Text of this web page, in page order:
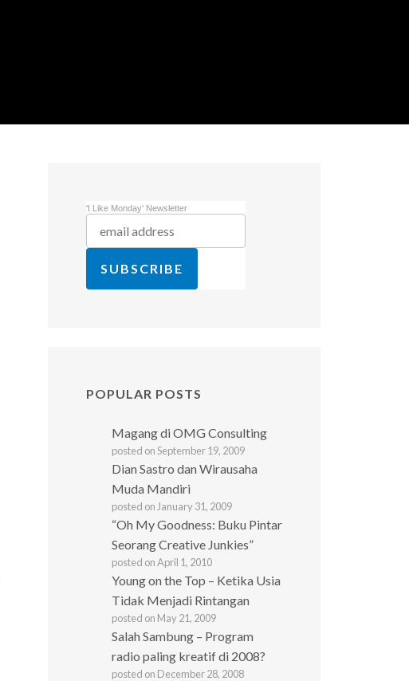
'I Like Monday' Newsletter
POPULAR POSTS
Magang di OMG Consulting
posted on September 19, 2009
Dian Sastro dan Wirausaha
Muda Mandiri
posted on January 31, 2009
“Oh My Goodness: Buku Pintar
Seorang Creative Junkies”
posted on April 1, 2010
Young on the Top – Ketika Usia
Tidak Menjadi Rintangan
posted on May 21, 2009
Salah Sambung – Program
radio paling kreatif di 2008?
posted on December 28, 2008